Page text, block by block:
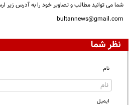
شما می توانید مطالب و تصاویر خود را به آدرس زیر
bultannews@gmail.com
نظر شما
نام
ایمیل